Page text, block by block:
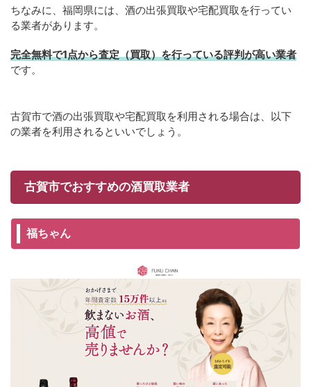
ちなみに、福岡県には、酒の出張買取や宅配買取を行ってい
る業者があります。
完全無料で1点から査定（買取）を行っている評判が高い業者
です。
古賀市で酒の出張買取や宅配買取を利用される場合は、以下
の業者を利用されるといいでしょう。
古賀市でおすすめの酒買取業者
福ちゃん